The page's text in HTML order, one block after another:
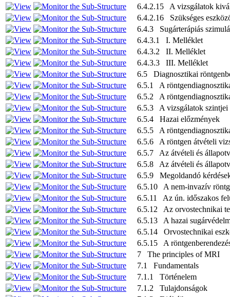
6.4.2.15 A vizsgálatok
6.4.2.16 Szükséges
6.4.3 Sugárterápiás
6.4.3.1 I. Melléklet
6.4.3.2 II. Melléklet
6.4.3.3 III. Melléklet
6.5 Diagnosztikai
6.5.1 A
6.5.2 A
6.5.3 A vizsgálatok szintjei
6.5.4 Hazai előzmények
6.5.5 A
6.5.6 A röntgen átvételi
6.5.7 Az átvételi és
6.5.8 Az átvételi és
6.5.9 Megoldandó
6.5.10 A nem-invazív
6.5.11 Az ún. időszakos
6.5.12 Az orvostechnikai
6.5.13 A hazai
6.5.14 Orvostechnikai
6.5.15 A
7 The principles of MRI
7.1 Fundamentals
7.1.1 Történelem
7.1.2 Tulajdonságok